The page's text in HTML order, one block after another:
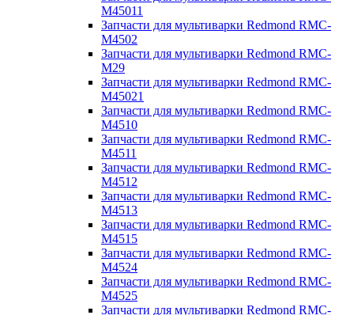
M45011
Запчасти для мультиварки Redmond RMC-
M4502
Запчасти для мультиварки Redmond RMC-
M29
Запчасти для мультиварки Redmond RMC-
M45021
Запчасти для мультиварки Redmond RMC-
M4510
Запчасти для мультиварки Redmond RMC-
M4511
Запчасти для мультиварки Redmond RMC-
M4512
Запчасти для мультиварки Redmond RMC-
M4513
Запчасти для мультиварки Redmond RMC-
M4515
Запчасти для мультиварки Redmond RMC-
M4524
Запчасти для мультиварки Redmond RMC-
M4525
Запчасти для мультиварки Redmond RMC-